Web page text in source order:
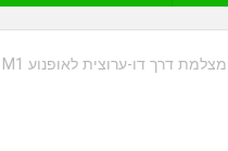
מצלמת דרך דו-ערוצית לאופנוע DDPAI RANGER M1